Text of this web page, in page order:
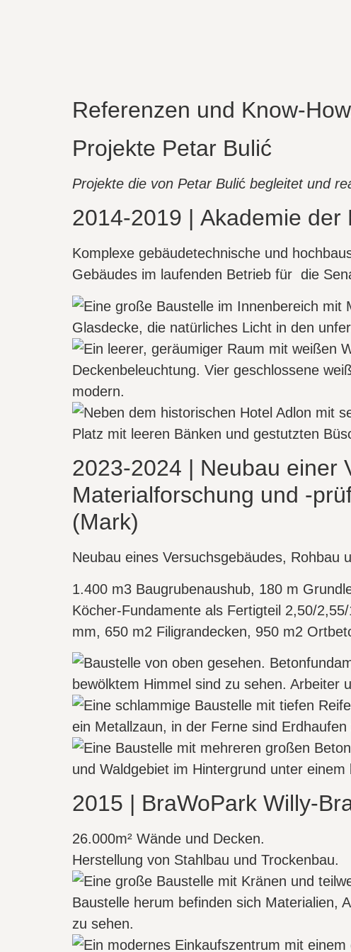
Referenzen und Know-
Projekte Petar Bulić
Projekte die von Petar Bulić begleitet und
2014-2019 | Akademie
Komplexe gebäudetechnische und
Gebäudes im laufenden Betrieb für die
2023-2024 | Neubau einer
Materialforschung und -
(Mark)
Neubau eines Versuchsgebäudes, Rohbau
1.400 m3 Baugrubenaushub, 180 m
Köcher-Fundamente als Fertigteil 2,50/
mm, 650 m2 Filigrandecken, 950 m2
2015 | BraWoPark Willy-
26.000m² Wände und Decken.
Herstellung von Stahlbau und Trockenbau.